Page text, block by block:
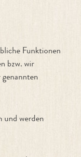
Funktionen
bzw. wir
und werden